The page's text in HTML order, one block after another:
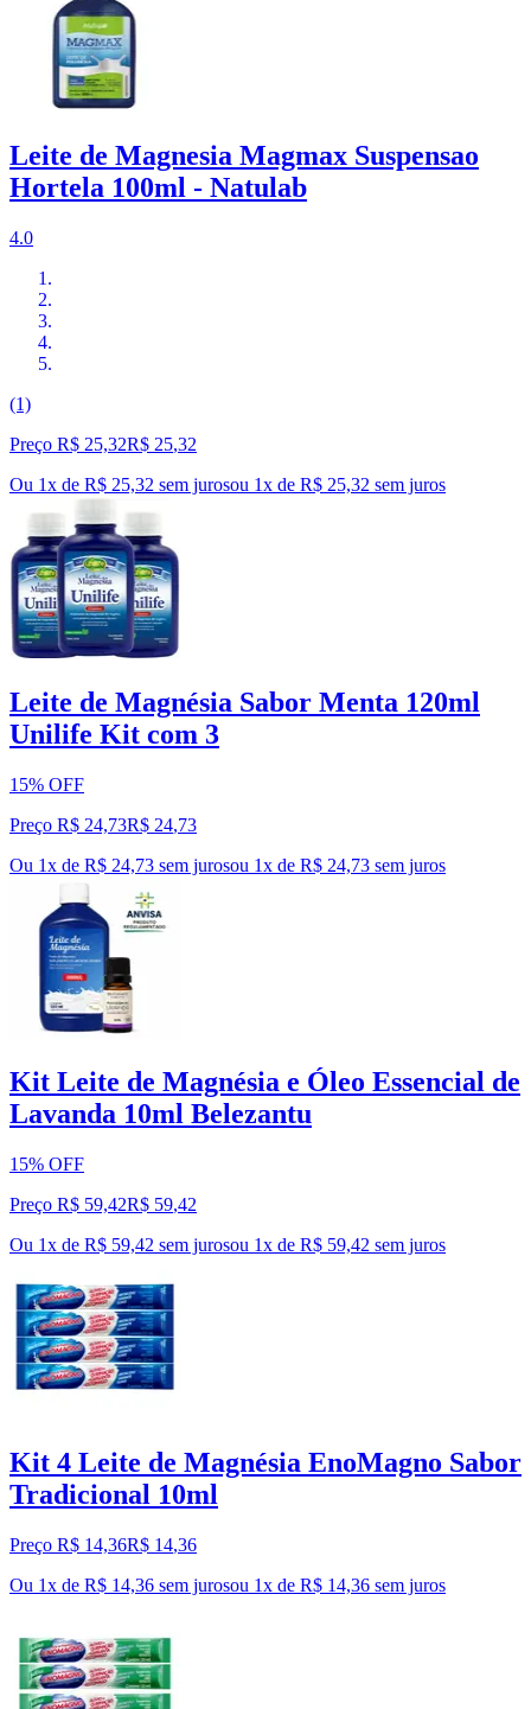
Leite de Magnesia Magmax Suspensao
Hortela 100ml - Natulab
4.0
(1)
Preço R$ 25,32R$ 25,32
Ou 1x de R$ 25,32 sem jurosou 1x de R$ 25,32 sem juros
Leite de Magnésia Sabor Menta 120ml
Unilife Kit com 3
15% OFF
Preço R$ 24,73R$ 24,73
Ou 1x de R$ 24,73 sem jurosou 1x de R$ 24,73 sem juros
Kit Leite de Magnésia e Óleo Essencial de
Lavanda 10ml Belezantu
15% OFF
Preço R$ 59,42R$ 59,42
Ou 1x de R$ 59,42 sem jurosou 1x de R$ 59,42 sem juros
Kit 4 Leite de Magnésia EnoMagno Sabor
Tradicional 10ml
Preço R$ 14,36R$ 14,36
Ou 1x de R$ 14,36 sem jurosou 1x de R$ 14,36 sem juros